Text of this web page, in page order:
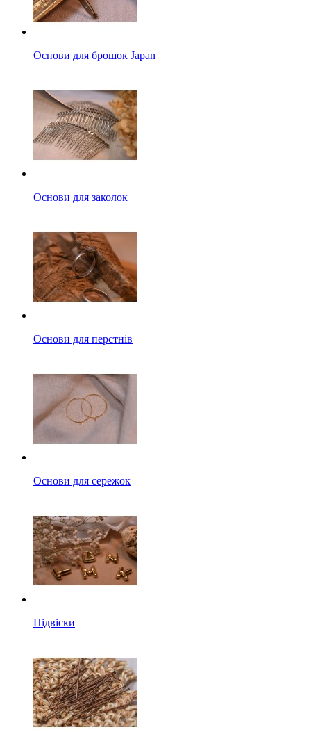
Основи для брошок Japan
Основи для заколок
Основи для перстнів
Основи для сережок
Підвіски